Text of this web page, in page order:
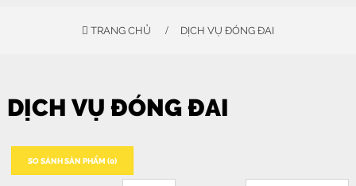
TRANG CHỦ DỊCH VỤ ĐÓNG ĐAI
DỊCH VỤ ĐÓNG ĐAI
SO SÁNH SẢN PHẨM (0)